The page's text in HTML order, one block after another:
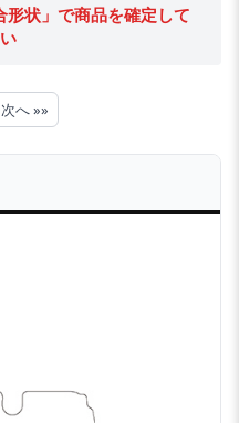
形状」で商品を確定して
次へ »»